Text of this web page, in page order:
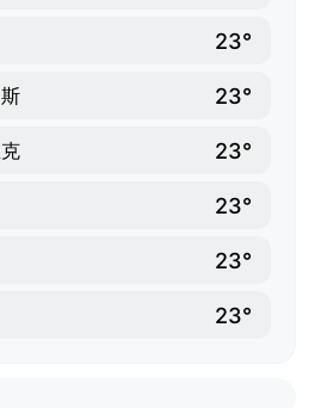
23°
23°
23°
23°
23°
23°